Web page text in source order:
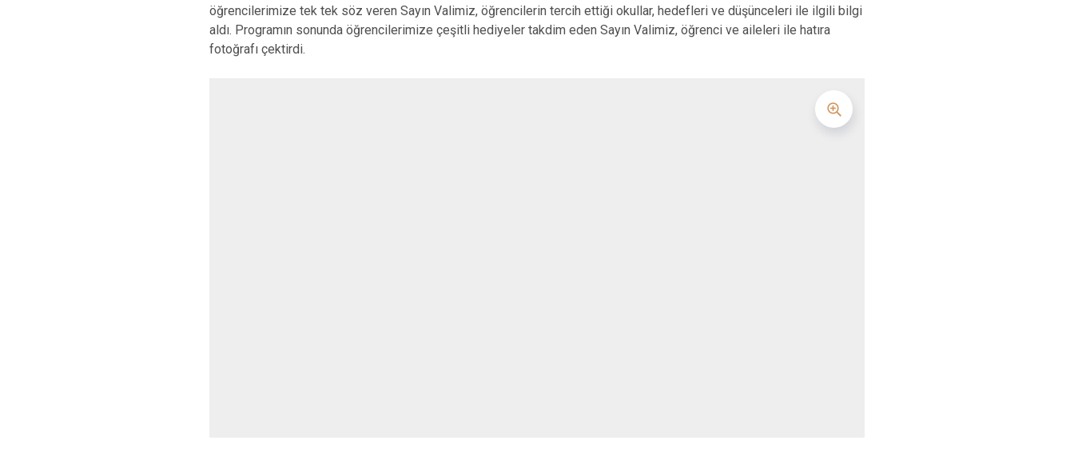
öğrencilerimize tek tek söz veren Sayın Valimiz, öğrencilerin tercih ettiği okullar, hedefleri ve düşünceleri ile ilgili bilgi
aldı. Programın sonunda öğrencilerimize çeşitli hediyeler takdim eden Sayın Valimiz, öğrenci ve aileleri ile hatıra
fotoğrafı çektirdi.